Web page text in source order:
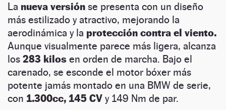
La nueva versión se presenta con un diseño
más estilizado y atractivo, mejorando la
aerodinámica y la protección contra el viento.
Aunque visualmente parece más ligera, alcanza
los 283 kilos en orden de marcha. Bajo el
carenado, se esconde el motor bóxer más
potente jamás montado en una BMW de serie,
con 1.300cc, 145 CV y 149 Nm de par.